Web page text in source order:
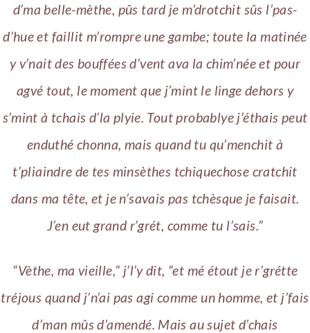
d’ma belle-mèthe, pûs tard je m’drotchit sûs l’pas-
d’hue et faillit m’rompre une gambe; toute la matinée
y v’nait des bouffées d’vent ava la chim’née et pour
agvé tout, le moment que j’mint le linge dehors y
s’mint à tchais d’la plyie. Tout probablye j’éthais peut
enduthé chonna, mais quand tu qu’menchit à
t’pliaindre de tes minsèthes tchiquechose cratchit
dans ma tête, et je n’savais pas tchèsque je faisait.
J’en eut grand r’grét, comme tu l’sais.”
“Vèthe, ma vieille,” j’l’y dit, “et mé étout je r’grétte
tréjous quand j’n’ai pas agi comme un homme, et j’fais
d’man mûs d’amendé. Mais au sujet d’chais